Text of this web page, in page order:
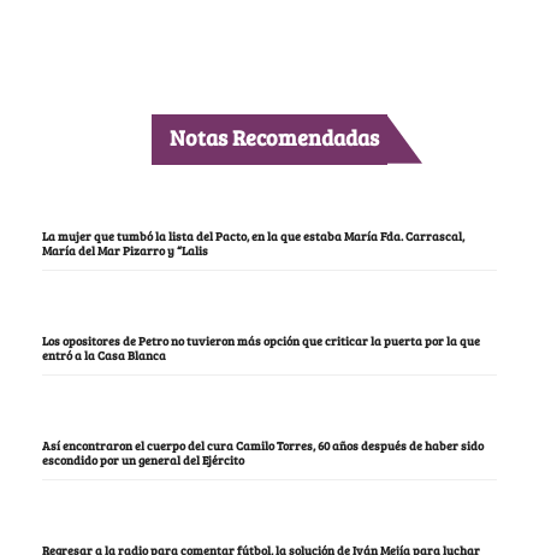
Notas Recomendadas
La mujer que tumbó la lista del Pacto, en la que estaba María Fda. Carrascal,
María del Mar Pizarro y “Lalis
Los opositores de Petro no tuvieron más opción que criticar la puerta por la que
entró a la Casa Blanca
Así encontraron el cuerpo del cura Camilo Torres, 60 años después de haber sido
escondido por un general del Ejército
Regresar a la radio para comentar fútbol, la solución de Iván Mejía para luchar